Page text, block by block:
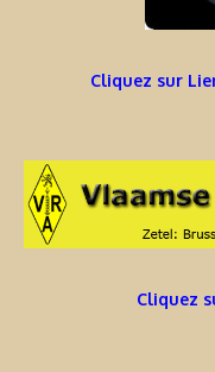
Cliquez sur
Cliquez